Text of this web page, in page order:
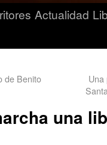
Actualidad
de Benito
una